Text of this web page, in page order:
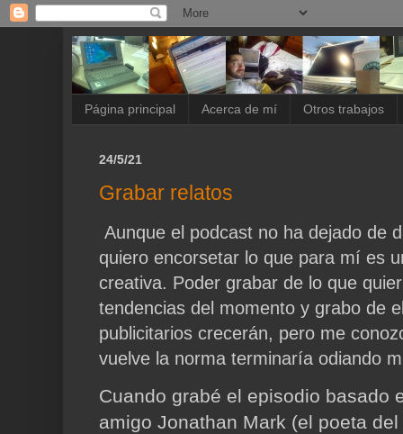
Página principal Acerca de mí Otros trabajos
24/5/21
Grabar relatos
Aunque el podcast no ha dejado de
quiero encorsetar lo que para mí es
creativa. Poder grabar de lo que
tendencias del momento y grabo de
publicitarios crecerán, pero me
vuelve la norma terminaría odiando
Cuando grabé el episodio basado
amigo Jonathan Mark (el poeta